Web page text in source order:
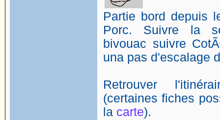
Partie bord depuis
Porc. Suivre la
bivouac suivre
una pas d'escalage
Retrouver
(certaines fiches
la carte).